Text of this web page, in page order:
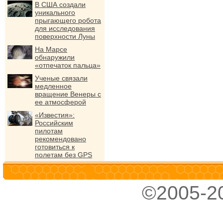
В США создали
уникального
прыгающего робота
для исследования
поверхности Луны
На Марсе
обнаружили
«отпечаток пальца»
Ученые связали
медленное
вращение Венеры с
ее атмосферой
«Известия»:
Российским
пилотам
рекомендовано
готовиться к
полетам без GPS
©2005-